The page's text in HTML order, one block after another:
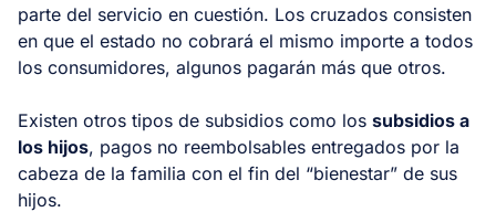
parte del servicio en cuestión. Los cruzados consisten
en que el estado no cobrará el mismo importe a todos
los consumidores, algunos pagarán más que otros.
Existen otros tipos de subsidios como los subsidios a
los hijos, pagos no reembolsables entregados por la
cabeza de la familia con el fin del “bienestar” de sus
hijos.